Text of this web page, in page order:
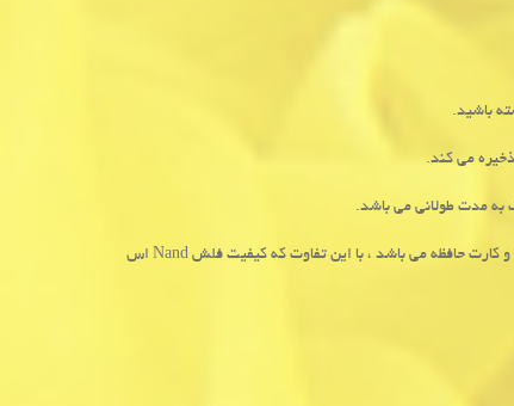
باشید.
می کند.
به مدت طولانی می باشد.
کارت حافظه می باشد ، با این تفاوت که کیفیت فلش Nand اس